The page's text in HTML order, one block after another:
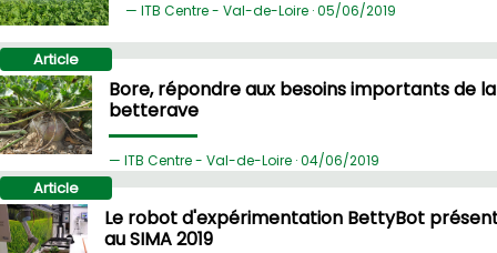
ITB Centre - Val-de-Loire ·05/06/2019
Article
Bore, répondre aux besoins importants de la
betterave
ITB Centre - Val-de-Loire ·04/06/2019
Article
Le robot d'expérimentation BettyBot
au SIMA 2019